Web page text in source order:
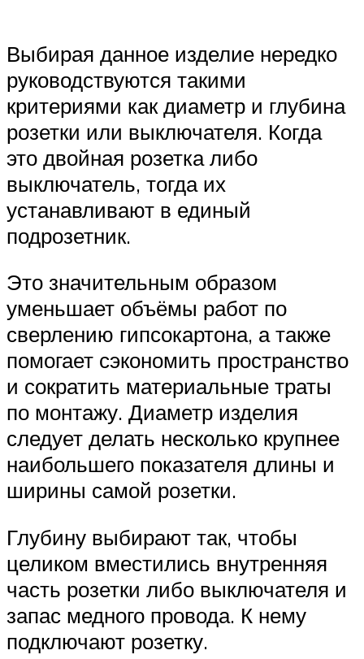
Выбирая данное изделие нередко
руководствуются такими
критериями как диаметр и глубина
розетки или выключателя. Когда
это двойная розетка либо
выключатель, тогда их
устанавливают в единый
подрозетник.
Это значительным образом
уменьшает объёмы работ по
сверлению гипсокартона, а также
помогает сэкономить пространство
и сократить материальные траты
по монтажу. Диаметр изделия
следует делать несколько крупнее
наибольшего показателя длины и
ширины самой розетки.
Глубину выбирают так, чтобы
целиком вместились внутренняя
часть розетки либо выключателя и
запас медного провода. К нему
подключают розетку.